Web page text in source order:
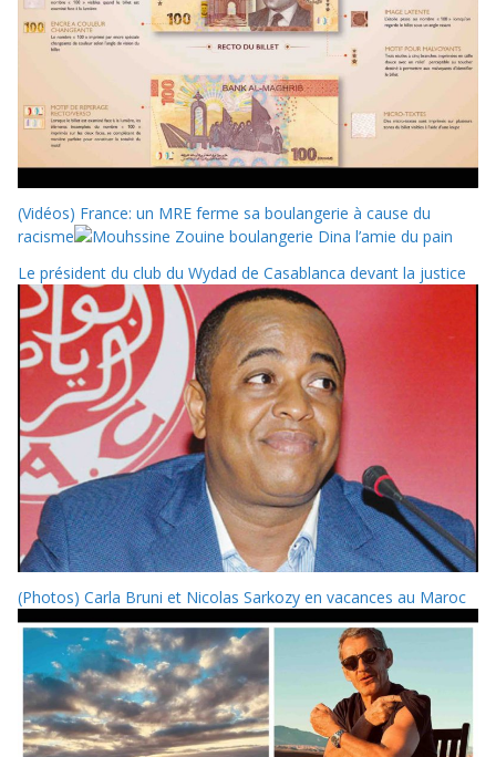
(Vidéos) France: un MRE ferme sa boulangerie à cause du
racisme
Le président du club du Wydad de Casablanca devant la justice
(Photos) Carla Bruni et Nicolas Sarkozy en vacances au Maroc